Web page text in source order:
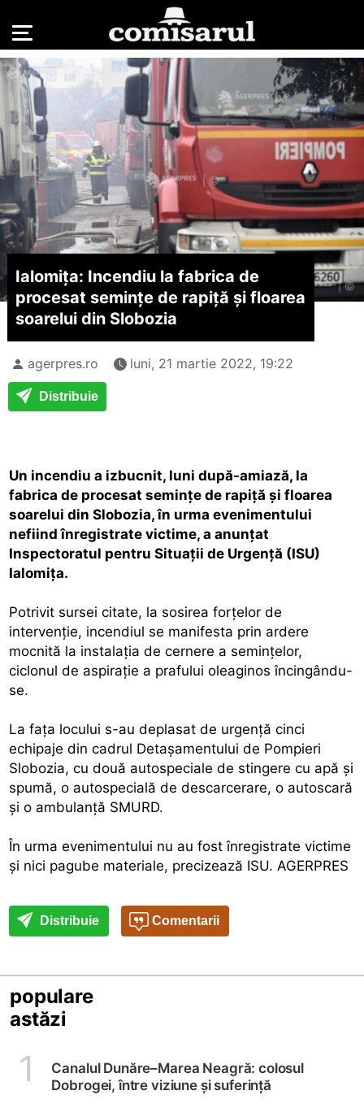
Ialomiţa: Incendiu la fabrica de
procesat seminţe de rapiţă şi floarea
soarelui din Slobozia
agerpres.ro luni, 21 martie 2022, 19:22
Distribuie
Un incendiu a izbucnit, luni după-amiază, la
fabrica de procesat seminţe de rapiţă şi floarea
soarelui din Slobozia, în urma evenimentului
nefiind înregistrate victime, a anunţat
Inspectoratul pentru Situaţii de Urgenţă (ISU)
Ialomiţa.
Potrivit sursei citate, la sosirea forţelor de
intervenţie, incendiul se manifesta prin ardere
mocnită la instalaţia de cernere a seminţelor,
ciclonul de aspiraţie a prafului oleaginos încingându-
se.
La faţa locului s-au deplasat de urgenţă cinci
echipaje din cadrul Detaşamentului de Pompieri
Slobozia, cu două autospeciale de stingere cu apă şi
spumă, o autospecială de descarcerare, o autoscară
şi o ambulanţă SMURD.
În urma evenimentului nu au fost înregistrate victime
şi nici pagube materiale, precizează ISU. AGERPRES
Distribuie Comentarii
populare
astăzi
1
Canalul Dunăre–Marea Neagră: colosul
Dobrogei, între viziune și suferință